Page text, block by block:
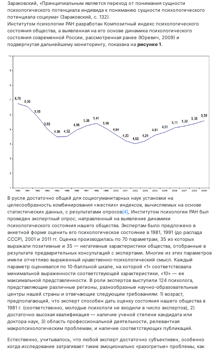
Зараковский, «Принципиальным является переход от понимания сущности
психологического потенциала индивида к пониманию сущности психологического
потенциала социума» (Зараковский, с. 132).
Институтом психологии РАН разработан Композитный индекс психологического
состояния общества, а выявленная на его основе динамика психологического
состояния современной России, рассмотренная ранее (Юревич, 2009) и
подвергнутая дальнейшему мониторингу, показана на рисунке 1.
В русле достаточно общей для социогуманитарных наук установки на
целесообразность комбинирования «жестких» индексов, вычисляемых на основе
статистических данных, с результатами опросов[4] , Институтом психологии РАН был
проведен экспертный опрос , направленный на выявление динамики
психологического состояния нашего общества. Экспертам было предложено в
анкетной форме оценить его психологическое состояние в 1981, 1991 (до распада
СССР), 2001 и 2011 гг. Оценка производилась по 70 параметрам, 35 из которых
выражали позитивные и 35 — негативные характеристики общества, отобранные в
результате предварительных консультаций с экспертами. Многие из этих параметров
имели отчетливо выраженный нравственно-психологический смысл. Каждый
параметр оценивался по 10-балльной шкале, на которой «1» соответствовала
минимальной выраженности соответствующей характеристики, «10» — ее
максимальной представленности. В роли экспертов выступили 124 психолога,
представляющие различные регионы, разнообразные научно-образовательные
центры нашей страны и отвечающие следующим требованиям: 1) возраст,
предполагающий, что эксперт способен дать оценку состояния нашего общества в
1981 г. (соответственно, молодые психологи не входили в число экспертов), 2)
достаточно высокая квалификация — наличие ученой степени кандидата или
доктора наук, 3) область профессиональной деятельности, релевантная
макропсихологическим проблемам, и наличие соответствующих публикаций.
Естественно, учитывалось, что любой эксперт достаточно субъективен, особенно
когда исследование затрагивает такие эмоционально «разогретые» проблемы, как